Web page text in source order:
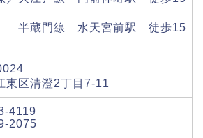
線 水天宮前駅 徒歩15
東区清澄2丁目7-11
4119
2075